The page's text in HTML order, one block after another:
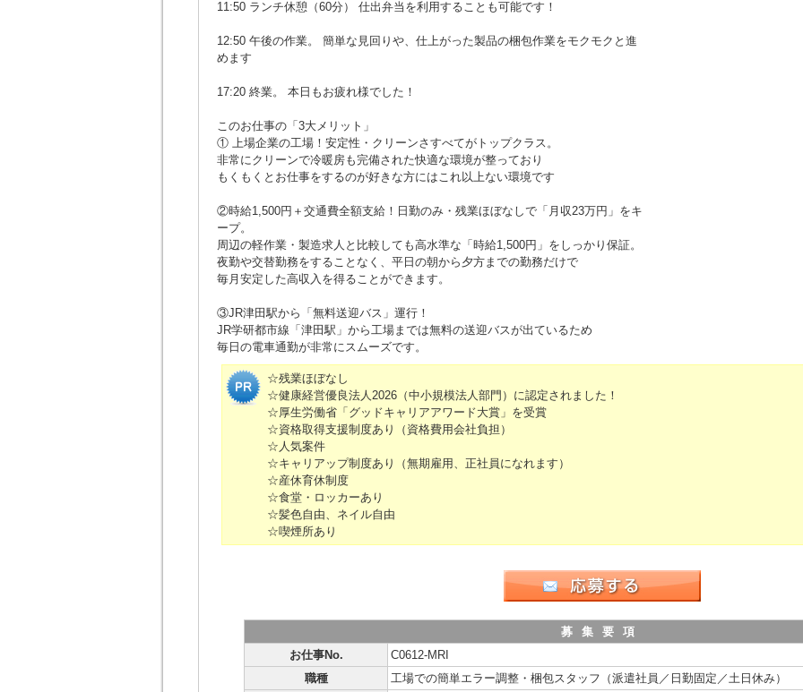
11:50 ランチ休憩（60分） 仕出弁当を利用することも可能です！
12:50 午後の作業。 簡単な見回りや、仕上がった製品の梱包作業をモクモクと進
めます
17:20 終業。 本日もお疲れ様でした！
このお仕事の「3大メリット」
① 上場企業の工場！安定性・クリーンさすべてがトップクラス。
非常にクリーンで冷暖房も完備された快適な環境が整っており
もくもくとお仕事をするのが好きな方にはこれ以上ない環境です
②時給1,500円＋交通費全額支給！日勤のみ・残業ほぼなしで「月収23万円」をキ
ープ。
周辺の軽作業・製造求人と比較しても高水準な「時給1,500円」をしっかり保証。
夜勤や交替勤務をすることなく、平日の朝から夕方までの勤務だけで
毎月安定した高収入を得ることができます。
③JR津田駅から「無料送迎バス」運行！
JR学研都市線「津田駅」から工場までは無料の送迎バスが出ているため
毎日の電車通勤が非常にスムーズです。
☆残業ほぼなし
☆健康経営優良法人2026（中小規模法人部門）に認定されました！
☆厚生労働省「グッドキャリアアワード大賞」を受賞
☆資格取得支援制度あり（資格費用会社負担）
☆人気案件
☆キャリアップ制度あり（無期雇用、正社員になれます）
☆産休育休制度
☆食堂・ロッカーあり
☆髪色自由、ネイル自由
☆喫煙所あり
募集要項
お仕事No.
C0612-MRI
職種
工場での簡単エラー調整・梱包スタッフ（派遣社員／日勤固定／土日休み）